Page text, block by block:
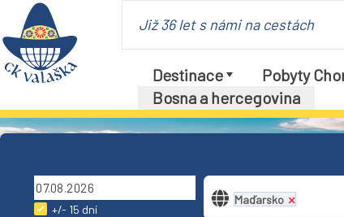
Již 36 let s námi na cestách
Destinace
Bosna a hercegovina
Česká republika
Chorvatsko
Pobyty
+/- 15 dní
×
Maďarsko